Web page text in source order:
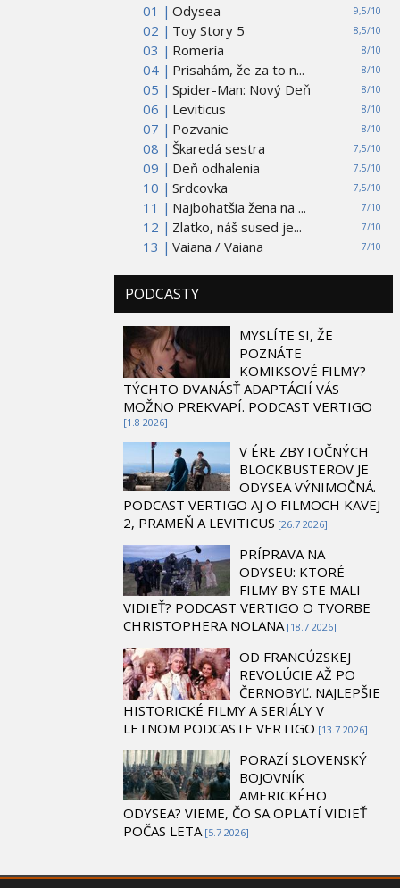
01 | 9,5/10
Odysea
02 |
8,5/10
Toy Story 5
03 |
8/10
Romería
04 |
8/10
Prisahám, že za to n...
05 |
8/10
Spider-Man: Nový Deň
06 |
8/10
Leviticus
07 |
8/10
Pozvanie
08 |
7,5/10
Škaredá sestra
09 |
7,5/10
Deň odhalenia
10 |
7,5/10
Srdcovka
11 |
7/10
Najbohatšia žena na ...
12 |
7/10
Zlatko, náš sused je...
13 |
7/10
Vaiana / Vaiana
PODCASTY
MYSLÍTE SI, ŽE
POZNÁTE
KOMIKSOVÉ FILMY?
TÝCHTO DVANÁSŤ ADAPTÁCIÍ VÁS
MOŽNO PREKVAPÍ. PODCAST VERTIGO
[1.8 2026]
V ÉRE ZBYTOČNÝCH
BLOCKBUSTEROV JE
ODYSEA VÝNIMOČNÁ.
PODCAST VERTIGO AJ O FILMOCH KAVEJ
2, PRAMEŇ A LEVITICUS [26.7 2026]
PRÍPRAVA NA
ODYSEU: KTORÉ
FILMY BY STE MALI
VIDIEŤ? PODCAST VERTIGO O TVORBE
CHRISTOPHERA NOLANA [18.7 2026]
OD FRANCÚZSKEJ
REVOLÚCIE AŽ PO
ČERNOBYĽ. NAJLEPŠIE
HISTORICKÉ FILMY A SERIÁLY V
LETNOM PODCASTE VERTIGO [13.7 2026]
PORAZÍ SLOVENSKÝ
BOJOVNÍK
AMERICKÉHO
ODYSEA? VIEME, ČO SA OPLATÍ VIDIEŤ
POČAS LETA [5.7 2026]